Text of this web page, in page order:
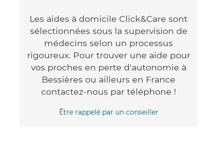
Les aides à domicile Click&Care sont
sélectionnées sous la supervision de
médecins selon un processus
rigoureux. Pour trouver une aide pour
vos proches en perte d'autonomie à
Bessières ou ailleurs en France
contactez-nous par téléphone !
Être rappelé par un conseiller